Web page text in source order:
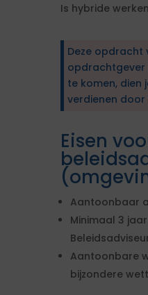
Is hybride
Deze opdracht
opdrachtgever
te komen, dien
verdienen
Eisen
Aantoonbaar
Minimaal 3
Aantoonbare
bijzondere